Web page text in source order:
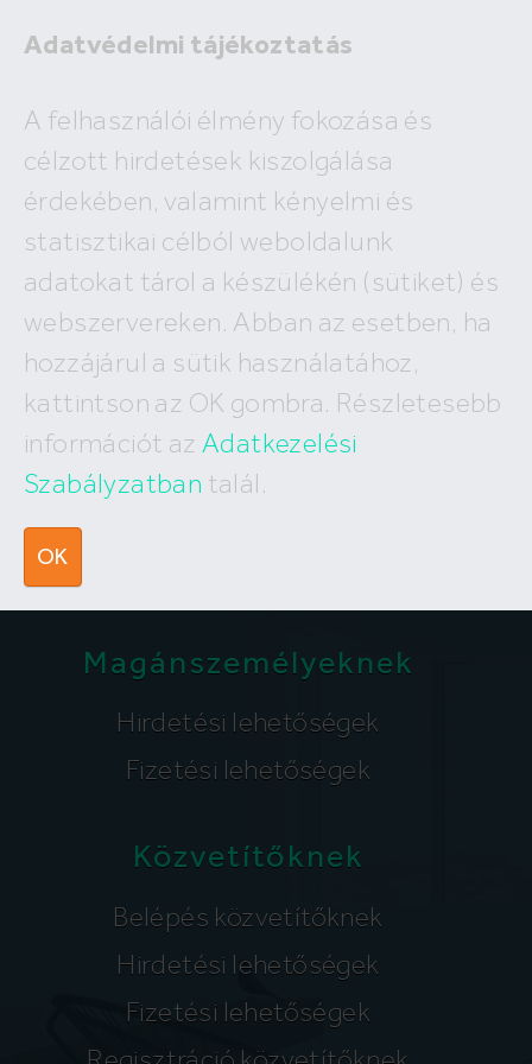
Adatvédelmi tájékoztatás
A felhasználói élmény fokozása és
célzott hirdetések kiszolgálása
érdekében, valamint kényelmi és
statisztikai célból weboldalunk
adatokat tárol a készülékén (sütiket) és
webszervereken. Abban az esetben, ha
hozzájárul a sütik használatához,
kattintson az OK gombra. Részletesebb
információt az Adatkezelési
Szabályzatban talál.
OK
A megadott ingatlan már nem
szerepel az adatbázisunkban!
Hívj minket
+36 (30) 550 5566
Írj nekünk
Magánszemélyeknek
Hirdetési lehetőségek
Fizetési lehetőségek
Közvetítőknek
Belépés közvetítőknek
Hirdetési lehetőségek
Fizetési lehetőségek